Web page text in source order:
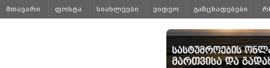
მთავარი ფოსტა სიახლეები ვიდეო განცხადებები